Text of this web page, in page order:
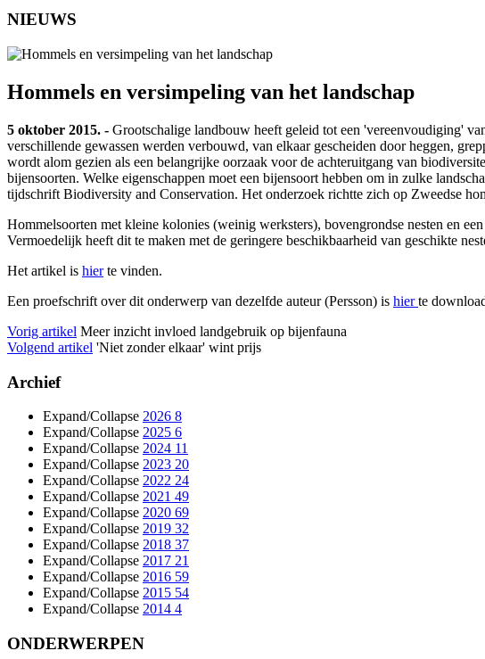
NIEUWS
Hommels en versimpeling van het landschap
5 oktober 2015. - Grootschalige landbouw heeft geleid tot een 'vereenvoudiging'
verschillende gewassen werden verbouwd, van elkaar gescheiden door heggen,
wordt alom gezien als een belangrijke oorzaak voor de achteruitgang van
bijensoorten. Welke eigenschappen moet een bijensoort hebben om in zulke
tijdschrift Biodiversity and Conservation. Het onderzoek richtte zich op Zweedse
Hommelsoorten met kleine kolonies (weinig werksters), bovengrondse nesten en
Vermoedelijk heeft dit te maken met de geringere beschikbaarheid van geschikte
Het artikel is hierte vinden.
Een proefschrift over dit onderwerp van dezelfde auteur (Persson) is hierte
Vorig artikel Meer inzicht invloed landgebruik op bijenfauna
Volgend artikel 'Niet zonder elkaar' wint prijs
Archief
Expand/Collapse 2026 8
Expand/Collapse 2025 6
Expand/Collapse 2024 11
Expand/Collapse 2023 20
Expand/Collapse 2022 24
Expand/Collapse 2021 49
Expand/Collapse 2020 69
Expand/Collapse 2019 32
Expand/Collapse 2018 37
Expand/Collapse 2017 21
Expand/Collapse 2016 59
Expand/Collapse 2015 54
Expand/Collapse 2014 4
ONDERWERPEN